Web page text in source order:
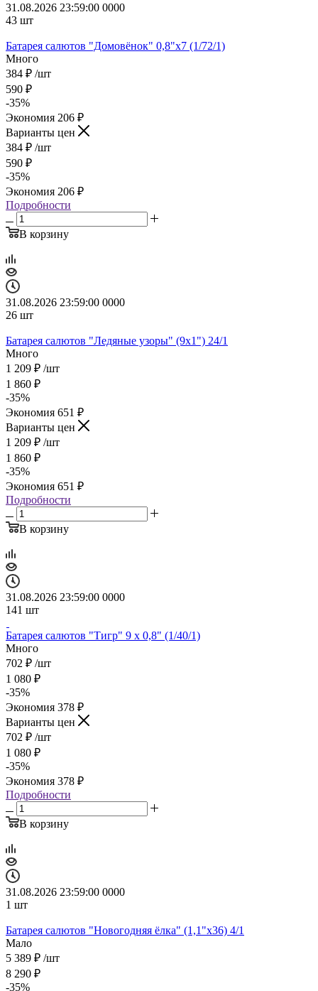
31.08.2026 23:59:00 0000
43 шт
Батарея салютов "Домовёнок" 0,8"х7 (1/72/1)
Много
384 ₽ /шт
590 ₽
-35%
Экономия 206 ₽
Варианты цен
384 ₽ /шт
590 ₽
-35%
Экономия 206 ₽
Подробности
В корзину
31.08.2026 23:59:00 0000
26 шт
Батарея салютов "Ледяные узоры" (9х1") 24/1
Много
1 209 ₽ /шт
1 860 ₽
-35%
Экономия 651 ₽
Варианты цен
1 209 ₽ /шт
1 860 ₽
-35%
Экономия 651 ₽
Подробности
В корзину
31.08.2026 23:59:00 0000
141 шт
Батарея салютов "Тигр" 9 х 0,8" (1/40/1)
Много
702 ₽ /шт
1 080 ₽
-35%
Экономия 378 ₽
Варианты цен
702 ₽ /шт
1 080 ₽
-35%
Экономия 378 ₽
Подробности
В корзину
31.08.2026 23:59:00 0000
1 шт
Батарея салютов "Новогодняя ёлка" (1,1"х36) 4/1
Мало
5 389 ₽ /шт
8 290 ₽
-35%